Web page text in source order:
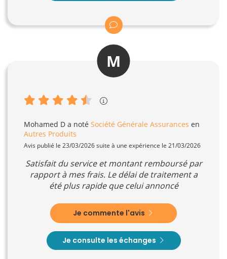
M
Mohamed D a noté Société Générale Assurances en
Autres Produits
Avis publié le 23/03/2026 suite à une expérience le 21/03/2026
Satisfait du service et montant remboursé par
rapport à mes frais. Le délai de traitement a
été plus rapide que celui annoncé
Je commente l'avis
Je consulte les échanges